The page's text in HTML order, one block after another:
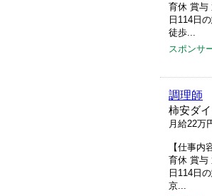
育休 賞与
日114日
徒歩...
スポンサ
調理師
柿安ダ
月給22万
【仕事
育休 賞与
日114日
京...